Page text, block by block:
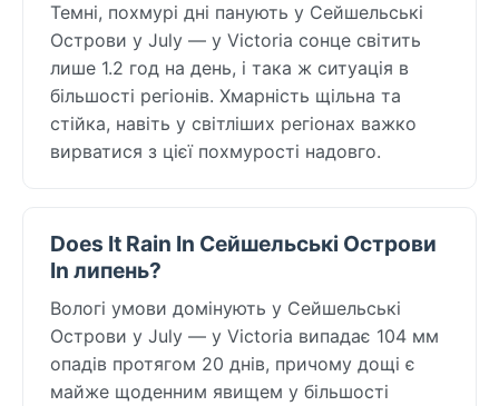
Темні, похмурі дні панують у Сейшельські
Острови у July — у Victoria сонце світить
лише 1.2 год на день, і така ж ситуація в
більшості регіонів. Хмарність щільна та
стійка, навіть у світліших регіонах важко
вирватися з цієї похмурості надовго.
Does It Rain In Сейшельські Острови
In липень?
Вологі умови домінують у Сейшельські
Острови у July — у Victoria випадає 104 мм
опадів протягом 20 днів, причому дощі є
майже щоденним явищем у більшості